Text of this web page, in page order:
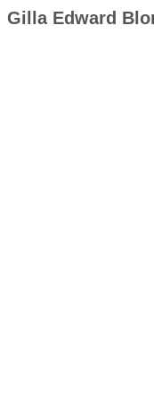
Gilla Edward